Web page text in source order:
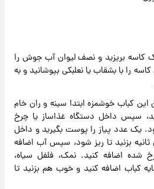
کاسه بریزید و نصف لیوان آب جوش را
را با بشقاب یا نعلبکی بپوشانید و به
کباب خوشمزه ابتدا سینه و ران خام
سپس داخل دستگاه غذاساز یا چرخ
یک عدد پیاز را پوست بگیرید و داخل
بزنید تا ریز شود، سپس آب اضافه
شده اضافه کنید. نمک، فلفل سیاه،
کباب اضافه کنید و خوب هم بزنید تا